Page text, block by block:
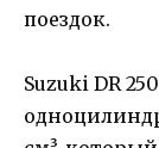
поездок.
Suzuki DR